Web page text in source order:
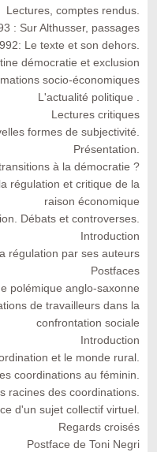
Lectures, comptes rendus.
: Sur Althusser, passages
Le texte et son dehors.
démocratie et exclusion
socio-économiques
L'actualité politique .
Lectures critiques
formes de subjectivité.
Présentation.
à la démocratie ?
régulation et critique de la
raison économique
Débats et controverses.
Introduction
régulation par ses auteurs
Postfaces
polémique anglo-saxonne
de travailleurs dans la
confrontation sociale
Introduction
et le monde rural.
coordinations au féminin.
racines des coordinations.
d'un sujet collectif virtuel.
Regards croisés
Postface de Toni Negri